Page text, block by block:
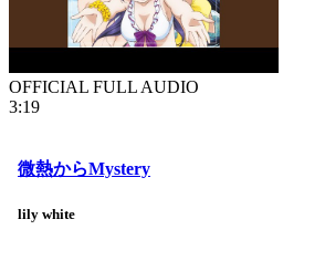
OFFICIAL FULL AUDIO
3:19
微熱からMystery
lily white